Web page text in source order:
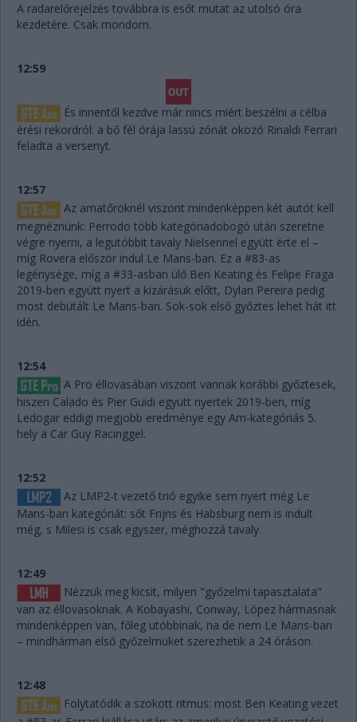
A radarelőrejelzés továbbra is esőt mutat az utolsó óra
kezdetére. Csak mondom.
12:59
És innentől kezdve már nincs miért beszélni a célba
érési rekordról: a bő fél órája lassú zónát okozó Rinaldi Ferrari
feladta a versenyt.
12:57
Az amatőröknél viszont mindenképpen két autót kell
megnéznünk: Perrodo több kategóriadobogó után szeretne
végre nyerni, a legutóbbit tavaly Nielsennel együtt érte el –
míg Rovera először indul Le Mans-ban. Ez a #83-as
legénysége, míg a #33-asban ülő Ben Keating és Felipe Fraga
2019-ben együtt nyert a kizárásuk előtt, Dylan Pereira pedig
most debütált Le Mans-ban. Sok-sok első győztes lehet hát itt
idén.
12:54
A Pro éllovasában viszont vannak korábbi győztesek,
hiszen Calado és Pier Guidi együtt nyertek 2019-ben, míg
Ledogar eddigi megjobb eredménye egy Am-kategóriás 5.
hely a Car Guy Racinggel.
12:52
Az LMP2-t vezető trió egyike sem nyert még Le
Mans-ban kategóriát: sőt Frijns és Habsburg nem is indult
még, s Milesi is csak egyszer, méghozzá tavaly.
12:49
Nézzük meg kicsit, milyen "győzelmi tapasztalata"
van az éllovasoknak. A Kobayashi, Conway, López hármasnak
mindenképpen van, főleg utóbbinak, na de nem Le Mans-ban
– mindhárman első győzelmüket szerezhetik a 24 óráson.
12:48
Folytatódik a szokott ritmus: most Ben Keating vezet